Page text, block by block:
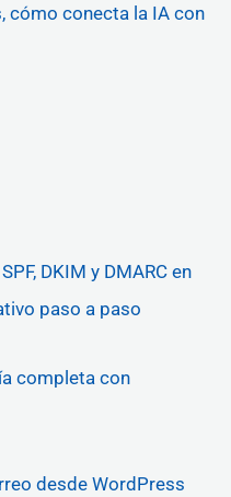
cómo conecta la IA con
DKIM y DMARC en
paso a paso
completa con
desde WordPress